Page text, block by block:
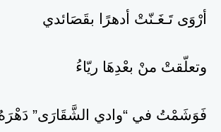
أرْوَى تَـغَـنّتْ أدهرًا بقَصَائدي
وتعلّقتْ منْ بعْدِهَا ريّاءُ
فَوَشَمْتُ في “وادي الشَّقَارَى”